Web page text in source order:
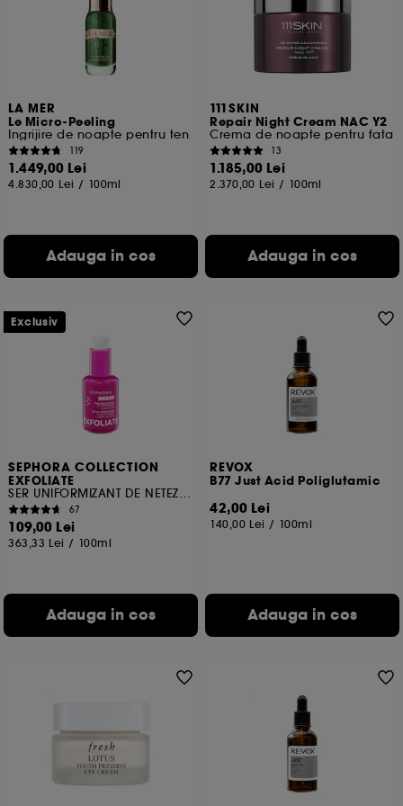
LA MER
Le Micro-Peeling
Ingrijire de noapte pentru ten
119
1.449,00 Lei
4.830,00 Lei / 100ml
Adauga in cos
111SKIN
Repair Night Cream NAC Y2
Crema de noapte pentru fata
13
1.185,00 Lei
2.370,00 Lei / 100ml
Adauga in cos
SEPHORA COLLECTION
EXFOLIATE
SER UNIFORMIZANT DE NETEZIRE CU 5% NIACINAMIDA + ACID LACTIC
67
109,00 Lei
363,33 Lei / 100ml
Adauga in cos
Exclusiv
REVOX
B77 Just Acid Poliglutamic
42,00 Lei
140,00 Lei / 100ml
Adauga in cos
Cu exceptia cookie-urilor tehnice, plasarea si citirea
celorlalte necesita acordul tau. Poti sa iti personalizezi
alegerile privind plasarea acestor cookies folosind
optiunea "Schimba preferintele" de mai jos, sau poti
toate". Poti alege sa iti modifici preferintele oricand.
Daca doresti mai multe informatii despre cookie-urile
folosite, click aici .